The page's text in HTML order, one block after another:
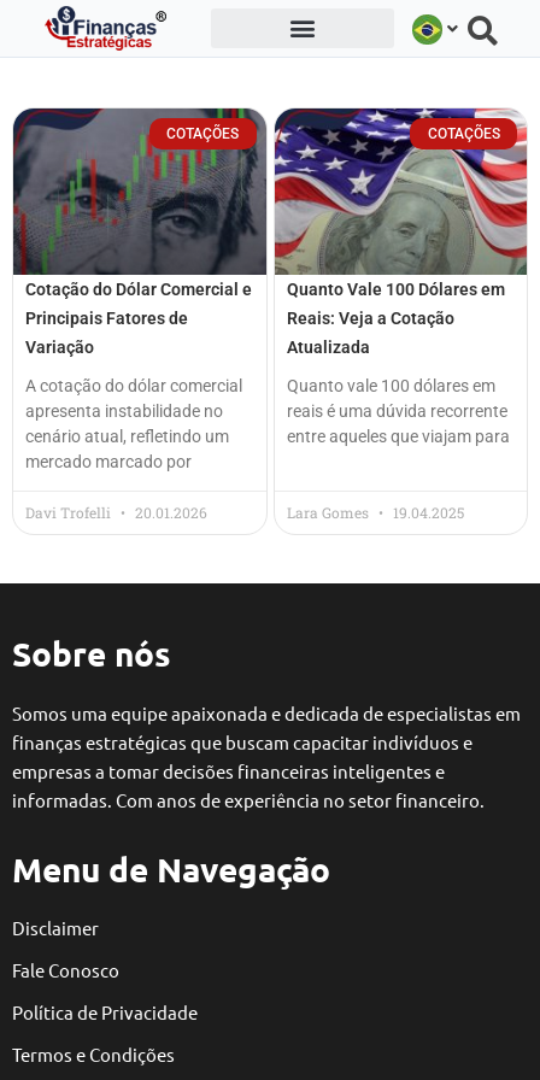
COTAÇÕES
Cotação do Dólar Comercial e
Principais Fatores de
Variação
A cotação do dólar comercial
apresenta instabilidade no
cenário atual, refletindo um
mercado marcado por
Davi Trofelli 20.01.2026
COTAÇÕES
Quanto Vale 100 Dólares em
Reais: Veja a Cotação
Atualizada
Quanto vale 100 dólares em
reais é uma dúvida recorrente
entre aqueles que viajam para
Lara Gomes 19.04.2025
Sobre nós
Somos uma equipe apaixonada e dedicada de especialistas em
finanças estratégicas que buscam capacitar indivíduos e
empresas a tomar decisões financeiras inteligentes e
informadas. Com anos de experiência no setor financeiro.
Menu de Navegação
Disclaimer
Fale Conosco
Política de Privacidade
Termos e Condições